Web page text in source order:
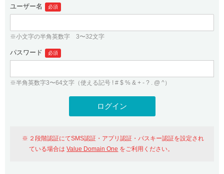
.jpドメインバックオーダー
プレミアムドメイン
人気ドメインの種類
WHOIS検索
紹介制度
バリュードメインAPI
ドメイン・ホスティングOEM
ログイン
従来のバリュードメインをご利用希望の方
Value Domainにログイン
おすすめ One レンタルサーバーを含む最新の機能を使う方
ユーザー登録
ユーザー名 必須
※小文字の半角英数字 3〜32文字
パスワード 必須
※半角英数字3〜64文字（使える記号 ! # $ % & + - ? . @ ^）
２段階認証にてSMS認証・アプリ認証・パスキー認証を設定され
ている場合はValue Domain One をご利用ください。